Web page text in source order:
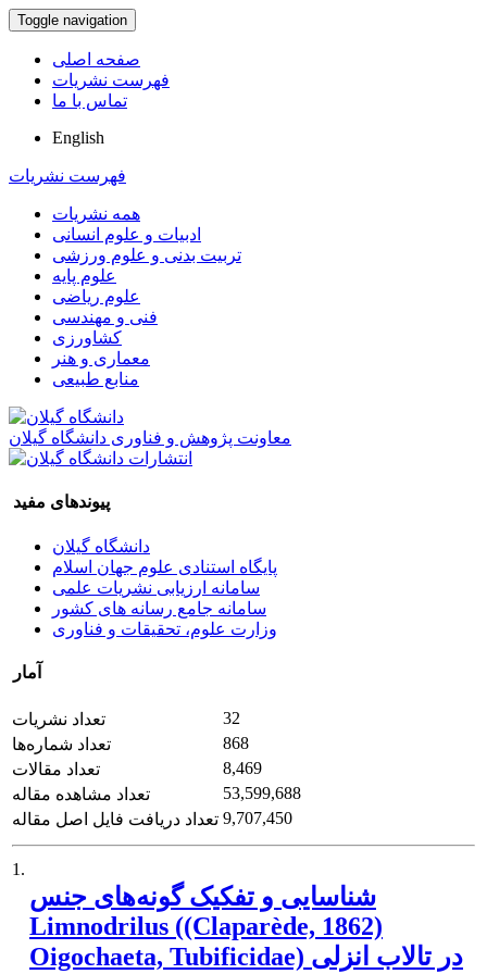
Toggle navigation
صفحه اصلی
فهرست نشریات
تماس با ما
English
فهرست نشریات
همه نشریات
ادبیات و علوم انسانی
تربیت بدنی و علوم ورزشی
علوم پایه
علوم ریاضی
فنی و مهندسی
کشاورزی
معماری و هنر
منابع طبیعی
معاونت پژوهش و فناوری دانشگاه گیلان
پیوندهای مفید
دانشگاه گیلان
پایگاه استنادی علوم جهان اسلام
سامانه ارزیابی نشریات علمی
سامانه جامع رسانه های کشور
وزارت علوم، تحقیقات و فناوری
آمار
تعداد نشریات
32
تعداد شماره‌ها
868
تعداد مقالات
8,469
تعداد مشاهده مقاله
53,599,688
تعداد دریافت فایل اصل مقاله 9,707,450
1.
شناسایی و تفکیک گونه‌های جنس
Limnodrilus ((Claparède, 1862)
Oigochaeta, Tubificidae) در تالاب انزلی